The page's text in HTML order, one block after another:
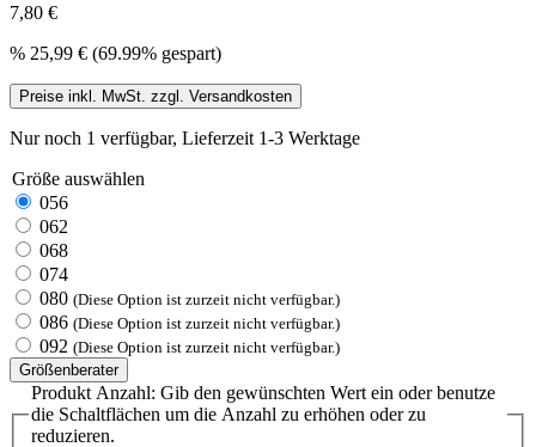
7,80 €
% 25,99 € (69.99% gespart)
Preise inkl. MwSt. zzgl. Versandkosten
Nur noch 1 verfügbar, Lieferzeit 1-3 Werktage
Größe auswählen
056
062
068
074
080 (Diese Option ist zurzeit nicht verfügbar.)
086 (Diese Option ist zurzeit nicht verfügbar.)
092 (Diese Option ist zurzeit nicht verfügbar.)
Größenberater
Produkt Anzahl: Gib den gewünschten Wert ein oder benutze
die Schaltflächen um die Anzahl zu erhöhen oder zu
reduzieren.